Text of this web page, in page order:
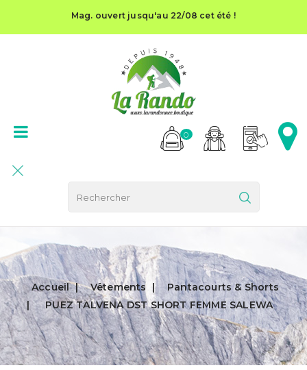
Mag. ouvert jusqu'au 22/08 cet été !
0
Accueil Vêtements
Pantacourts & Shorts
PUEZ TALVENA DST SHORT FEMME SALEWA